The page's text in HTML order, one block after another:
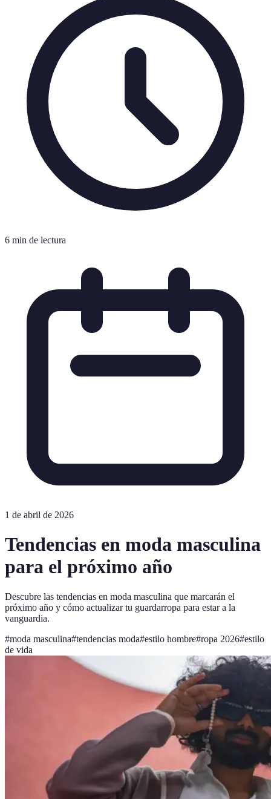
6 min de lectura
1 de abril de 2026
Tendencias en moda masculina
para el próximo año
Descubre las tendencias en moda masculina que marcarán el
próximo año y cómo actualizar tu guardarropa para estar a la
vanguardia.
#moda masculina#tendencias moda#estilo hombre#ropa 2026#estilo
de vida